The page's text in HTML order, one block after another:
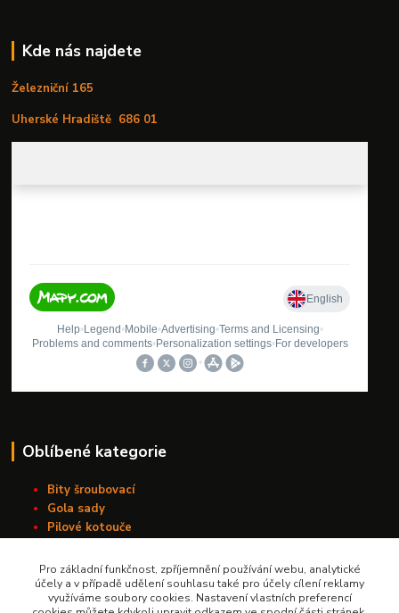
Kde nás najdete
Železniční 165
Uherské Hradiště 686 01
Oblíbené kategorie
Bity šroubovací
Gola sady
Pilové kotouče
Vrtáky do kovu s válcovou stopkou
Závitořezné nástroje
Pro základní funkčnost, zpříjemnění používání webu, analytické
účely a v případě udělení souhlasu také pro účely cílení reklamy
využíváme soubory cookies. Nastavení vlastních preferencí